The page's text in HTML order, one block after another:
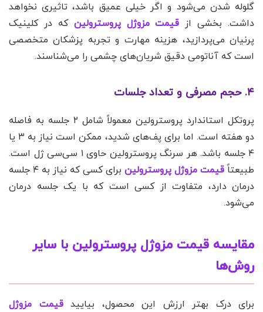
گلوله شدن می‌شود و اگر خیلی عمیق باشد، تاثیری نخواهد
داشت. بخشی از قیمت مزوژل پروسترولین که در کلینیک
پرنیان می‌پردازید، هزینه مهارت و تجربه پزشکان متخصصی
است که آناتومی دقیق شریان‌های چشمی را می‌شناسند.
۴. حجم مصرفی و تعداد جلسات
پروتکل استاندارد پروسترولین معمولاً شامل ۲ جلسه به فاصله
دو هفته است. اما برای پف‌های شدید، ممکن است نیاز به ۳ یا
۴ جلسه باشد. هر سرنگ پروسترولین حاوی ۱ سی‌سی ژل است.
طبیعتاً قیمت مزوژل پروسترولین
برای کسی که نیاز به ۴ جلسه
درمان دارد، متفاوت از کسی است که با یک جلسه درمان
می‌شود.
مقایسه قیمت مزوژل پروسترولین با سایر
روش‌ها
برای درک بهتر ارزش این محصول، بیاییدقیمت مزوژل